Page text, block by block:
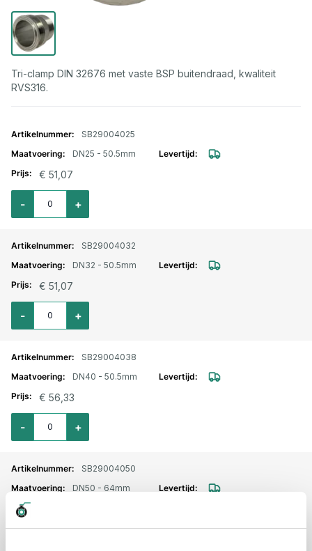
Tri-clamp DIN 32676 met vaste BSP buitendraad, kwaliteit
RVS316.
SB29004025
DN25 - 50.5mm
€ 51,07
Aantal voor Tri-clamp verloopkoppeling 50,5mm met 1" BSP buitendraad
+
-
SB29004032
DN32 - 50.5mm
€ 51,07
Aantal voor Tri-clamp verloopkoppeling 50,5mm met 1.1/4" BSP
+
-
SB29004038
DN40 - 50.5mm
€ 56,33
Aantal voor Tri-clamp verloopkoppeling 50,5mm met 1.1/2" BSP
+
-
SB29004050
DN50 - 64mm
Aantal voor Tri-clamp verloopkoppeling 64mm met 2" BSP buitendraad